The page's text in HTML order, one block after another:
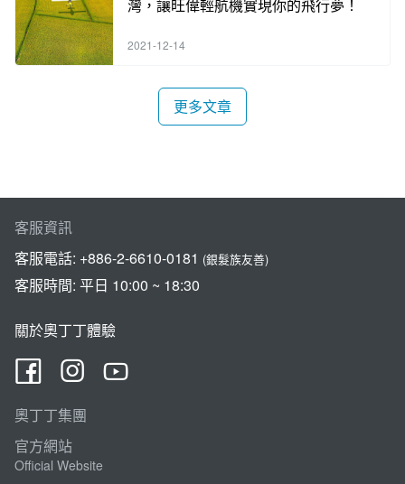
灣，讓旺偉輕航機實現你的飛行夢！
2021-12-14
更多文章
客服資訊
客服電話: +886-2-6610-0181 (銀髮族友善)
客服時間: 平日 10:00 ~ 18:30
關於奧丁丁體驗
奧丁丁集團
官方網站
Official Website